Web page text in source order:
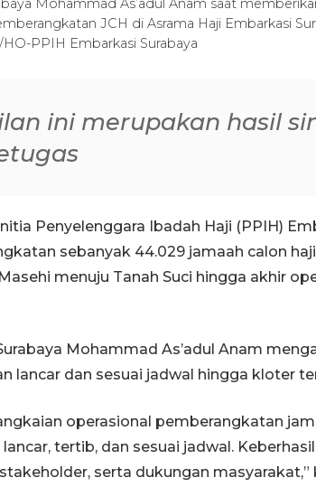
Mohammad As’adul Anam saat
JCH di Asrama Haji Embarkasi
PPIH Embarkasi Surabaya
ini merupakan hasil
Penyelenggara Ibadah Haji (PPIH)
sebanyak 44.029 jamaah calon
menuju Tanah Suci hingga akhir
Mohammad As’adul Anam
lancar dan sesuai jadwal hingga kloter
operasional pemberangkatan
tertib, dan sesuai jadwal.
serta dukungan